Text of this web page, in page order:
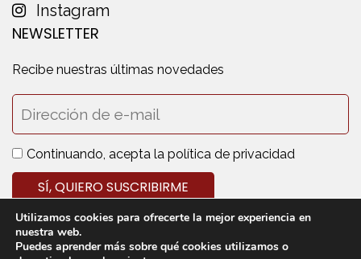
Instagram
NEWSLETTER
Recibe nuestras últimas novedades
Continuando, acepta la política de privacidad
Utilizamos cookies para ofrecerte la mejor experiencia en
nuestra web.
Puedes aprender más sobre qué cookies utilizamos o